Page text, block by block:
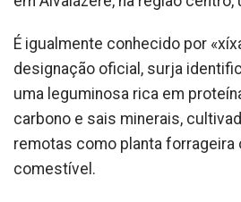
É igualmente conhecido por
designação oficial, surja
uma leguminosa rica em
carbono e sais minerais,
remotas como planta forrageira
comestível.